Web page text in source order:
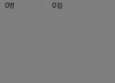
0명 0점